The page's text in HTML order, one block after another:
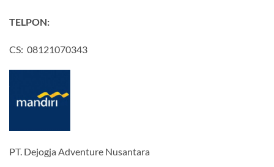
TELPON:
CS: 08121070343
PT. Dejogja Adventure Nusantara